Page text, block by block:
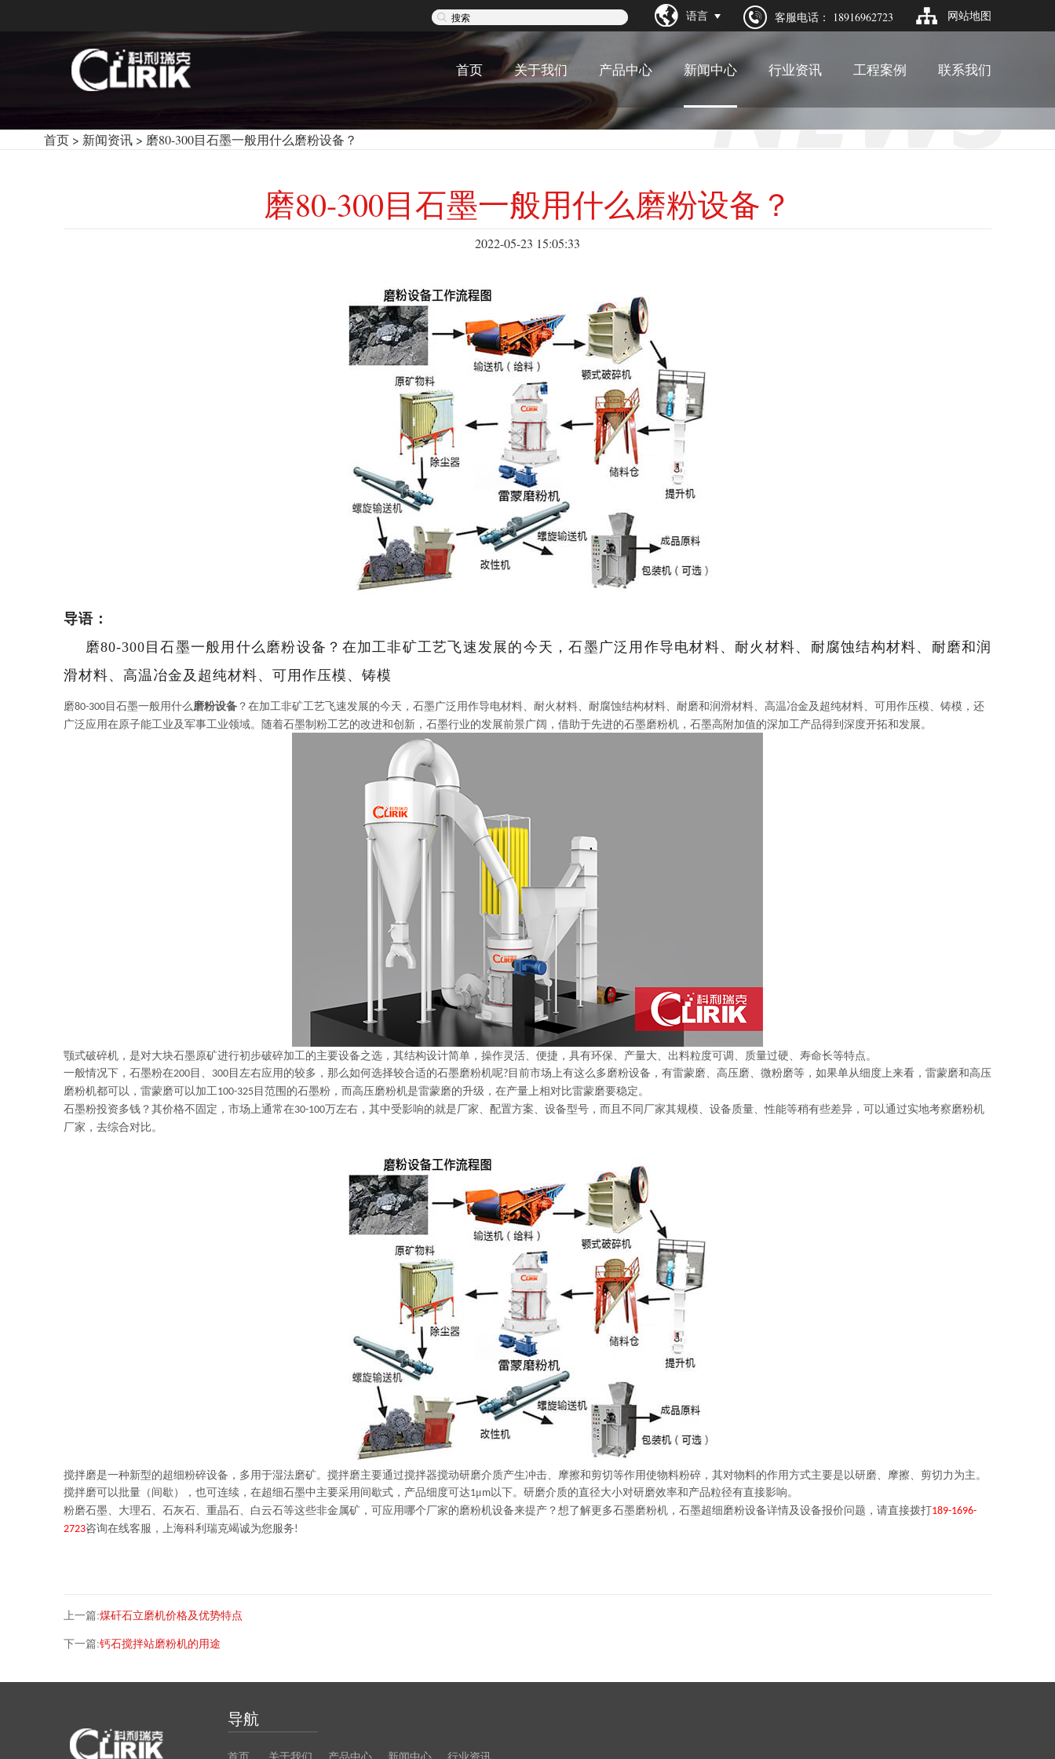
搜索 语言 客服电话： 18916962723 网站地图
首页 关于我们 产品中心 新闻中心 行业资讯 工程案例 联系我们
首页 > 新闻资讯 > 磨80-300目石墨一般用什么磨粉设备？
磨80-300目石墨一般用什么磨粉设备？
2022-05-23 15:05:33
导语：
磨80-300目石墨一般用什么磨粉设备？在加工非矿工艺飞速发展的今天，石墨广泛用作导电材料、耐火材料、耐腐蚀结构材料、耐磨和润
滑材料、高温冶金及超纯材料、可用作压模、铸模
磨80-300目石墨一般用什么 磨粉设备？在加工非矿工艺飞速发展的今天，石墨广泛用作导电材料、耐火材料、耐腐蚀结构材料、耐磨和润滑材料、高温冶金及超纯材料、可用作压模、铸模，还
广泛应用在原子能工业及军事工业领域。随着石墨制粉工艺的改进和创新，石墨行业的发展前景广阔，借助于先进的石墨磨粉机，石墨高附加值的深加工产品得到深度开拓和发展。
颚式破碎机，是对大块石墨原矿进行初步破碎加工的主要设备之选，其结构设计简单，操作灵活、便捷，具有环保、产量大、出料粒度可调、质量过硬、寿命长等特点。
一般情况下，石墨粉在200目、 300目左右应用的较多，那么如何选择较合适的石墨磨粉机呢?目前市场上有这么多磨粉设备，有雷蒙磨、高压磨、微粉磨等，如果单从细度上来看，雷蒙磨和高压
磨粉机都可以，雷蒙磨可以加工100-325目范围的石墨粉，而高压磨粉机是雷蒙磨的升级，在产量上相对比雷蒙磨要稳定。
石墨粉投资多钱？其价格不固定，市场上通常在30-100万左右，其中受影响的就是厂家、配置方案、设备型号，而且不同厂家其规模、设备质量、性能等稍有些差异，可以通过实地考察磨粉机
厂家，去综合对比。
搅拌磨是一种新型的超细粉碎设备，多用于湿法磨矿。搅拌磨主要通过搅拌器搅动研磨介质产生冲击、摩擦和剪切等作用使物料粉碎，其对物料的作用方式主要是以研磨、摩擦、剪切力为主。
搅拌磨可以批量（间歇），也可连续，在超细石墨中主要采用间歇式，产品细度可达1μ m以下。研磨介质的直径大小对研磨效率和产品粒径有直接影响。
粉磨石墨、大理石、石灰石、重晶石、白云石等这些非金属矿，可应用哪个厂家的磨粉机设备来提产？想了解更多石墨磨粉机，石墨超细磨粉设备详情及设备报价问题，请直接拨打189-1696-
2723咨询在线客服，上海科利瑞克竭诚为您服务!
上一篇:煤矸石立磨机价格及优势特点
下一篇:钙石搅拌站磨粉机的用途
导航
首页 关于我们 产品中心 新闻中心 行业资讯